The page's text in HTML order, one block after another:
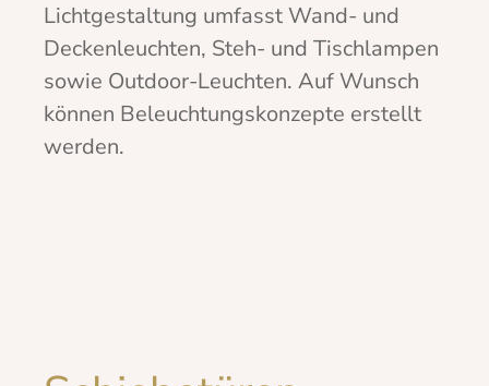
Lichtgestaltung umfasst Wand- und
Deckenleuchten, Steh- und Tischlampen
sowie Outdoor-Leuchten. Auf Wunsch
können Beleuchtungskonzepte erstellt
werden.